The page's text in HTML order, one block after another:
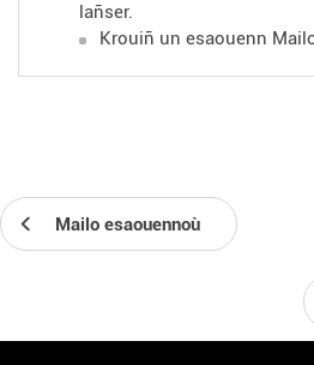
lañser.
Krouiñ un esaouenn
Mailo esaouennoù